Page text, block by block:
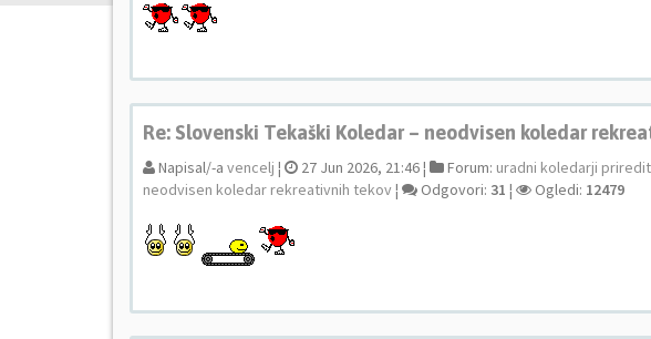
Re: Slovenski Tekaški Koledar – neodvisen koledar
Napisal/-a vencelj ¦ 27 Jun 2026, 21:46 ¦ Forum: uradni koledarji
neodvisen koledar rekreativnih tekov ¦ Odgovori: 31 ¦ Ogledi: 12479